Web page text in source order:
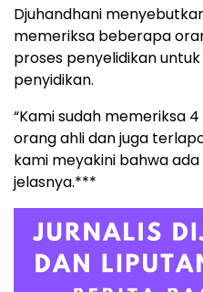
Djuhandhani
memeriksa beberapa
proses penyelidikan
penyidikan.
“Kami sudah memeriksa
orang ahli dan juga
kami meyakini bahwa
jelasnya.***